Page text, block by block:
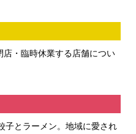
店・臨時休業する店舗につい
子とラーメン。地域に愛され